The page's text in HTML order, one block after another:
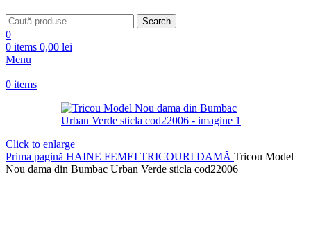
Search
0
0 items 0,00 lei
Menu
0 items
Click to enlarge
Prima pagină HAINE FEMEI TRICOURI DAMĂ Tricou Model
Nou dama din Bumbac Urban Verde sticla cod22006